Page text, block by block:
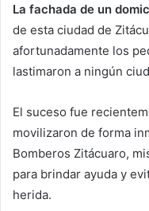
La fachada de un
de esta ciudad de
afortunadamente los
lastimaron a ningún
El suceso fue
movilizaron de forma
Bomberos Zitácuaro,
para brindar ayuda y
herida.